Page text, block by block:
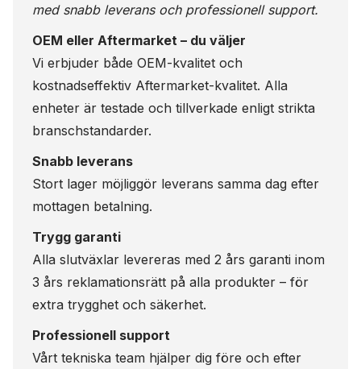
med snabb leverans och professionell support.
OEM eller Aftermarket – du väljer
Vi erbjuder både OEM-kvalitet och
kostnadseffektiv Aftermarket-kvalitet. Alla
enheter är testade och tillverkade enligt strikta
branschstandarder.
Snabb leverans
Stort lager möjliggör leverans samma dag efter
mottagen betalning.
Trygg garanti
Alla slutväxlar levereras med 2 års garanti inom
3 års reklamationsrätt på alla produkter – för
extra trygghet och säkerhet.
Professionell support
Vårt tekniska team hjälper dig före och efter